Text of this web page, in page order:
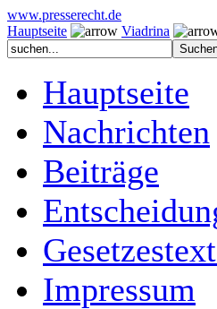
www.presserecht.de
Hauptseite
Viadrina
Hauptseite
Nachrichten
Beiträge
Impressum